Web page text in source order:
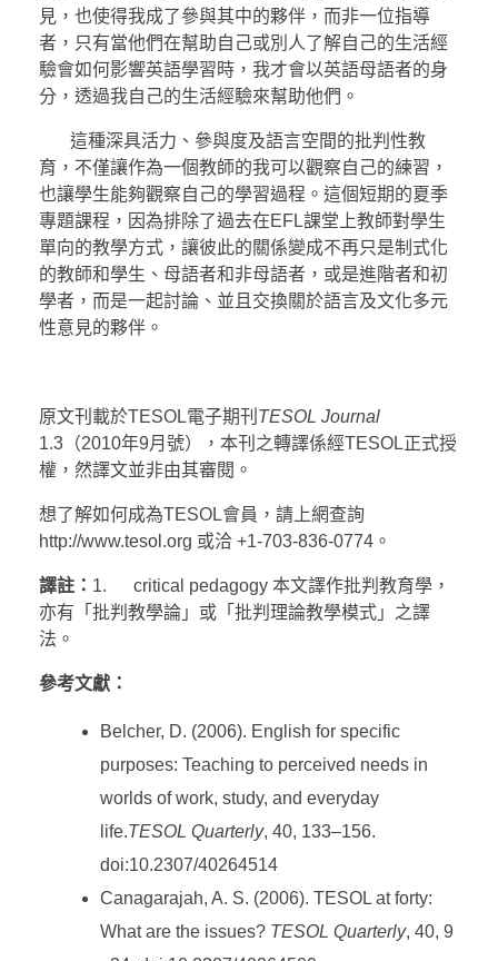
見，也使得我成了參與其中的夥伴，而非一位指導
者，只有當他們在幫助自己或別人了解自己的生活經
驗會如何影響英語學習時，我才會以英語母語者的身
分，透過我自己的生活經驗來幫助他們。
這種深具活力、參與度及語言空間的批判性教
育，不僅讓作為一個教師的我可以觀察自己的練習，
也讓學生能夠觀察自己的學習過程。這個短期的夏季
專題課程，因為排除了過去在EFL課堂上教師對學生
單向的教學方式，讓彼此的關係變成不再只是制式化
的教師和學生、母語者和非母語者，或是進階者和初
學者，而是一起討論、並且交換關於語言及文化多元
性意見的夥伴。
原文刊載於TESOL電子期刊 TESOL Journal
1.3（2010年9月號），本刊之轉譯係經TESOL正式授
權，然譯文並非由其審閱。
想了解如何成為TESOL會員，請上網查詢
http://www.tesol.org 或洽 +1-703-836-0774。
譯註： 1. critical pedagogy 本文譯作批判教育學，
亦有「批判教學論」或「批判理論教學模式」之譯
法。
參考文獻：
Belcher, D. (2006). English for specific
purposes: Teaching to perceived needs in
worlds of work, study, and everyday
life.TESOL Quarterly, 40, 133–156.
doi:10.2307/40264514
Canagarajah, A. S. (2006). TESOL at forty:
What are the issues? TESOL Quarterly, 40, 9